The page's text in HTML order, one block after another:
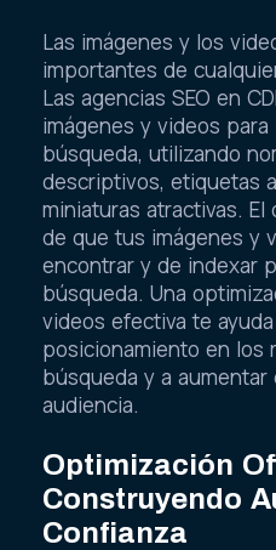
Las imágenes y los
importantes de
Las agencias SEO en
imágenes y videos
búsqueda, utilizando
descriptivos, etiquetas
miniaturas atractivas.
de que tus imágenes y
encontrar y de indexar
búsqueda. Una
videos efectiva te
posicionamiento en los
búsqueda y a
audiencia.
Optimización
Construyendo
Confianza